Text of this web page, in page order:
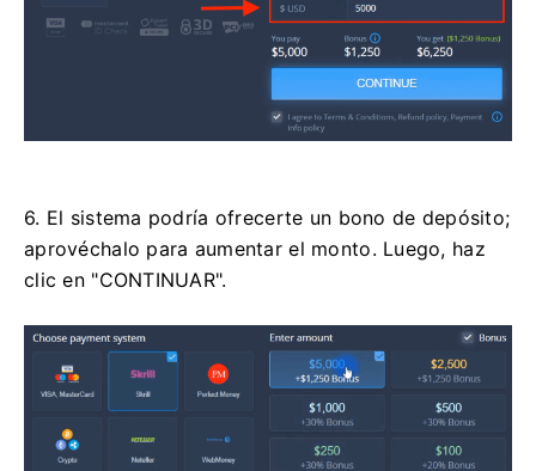
6. El sistema podría ofrecerte un bono de depósito;
aprovéchalo para aumentar el monto. Luego, haz
clic en "CONTINUAR".